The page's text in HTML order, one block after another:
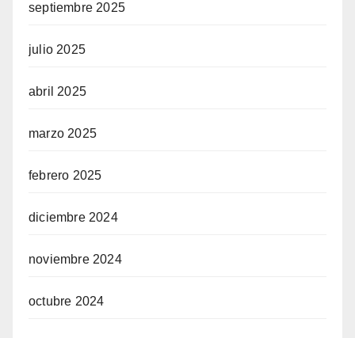
septiembre 2025
julio 2025
abril 2025
marzo 2025
febrero 2025
diciembre 2024
noviembre 2024
octubre 2024